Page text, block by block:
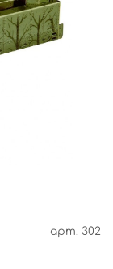
арт. 302